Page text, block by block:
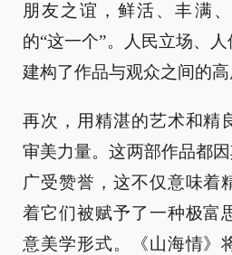
朋友之谊，鲜活、丰满
的“这一个”。人民立场、
建构了作品与观众之间的高
再次，用精湛的艺术和精
审美力量。这两部作品都
广受赞誉，这不仅意味着
着它们被赋予了一种极富
意美学形式。《山海情》